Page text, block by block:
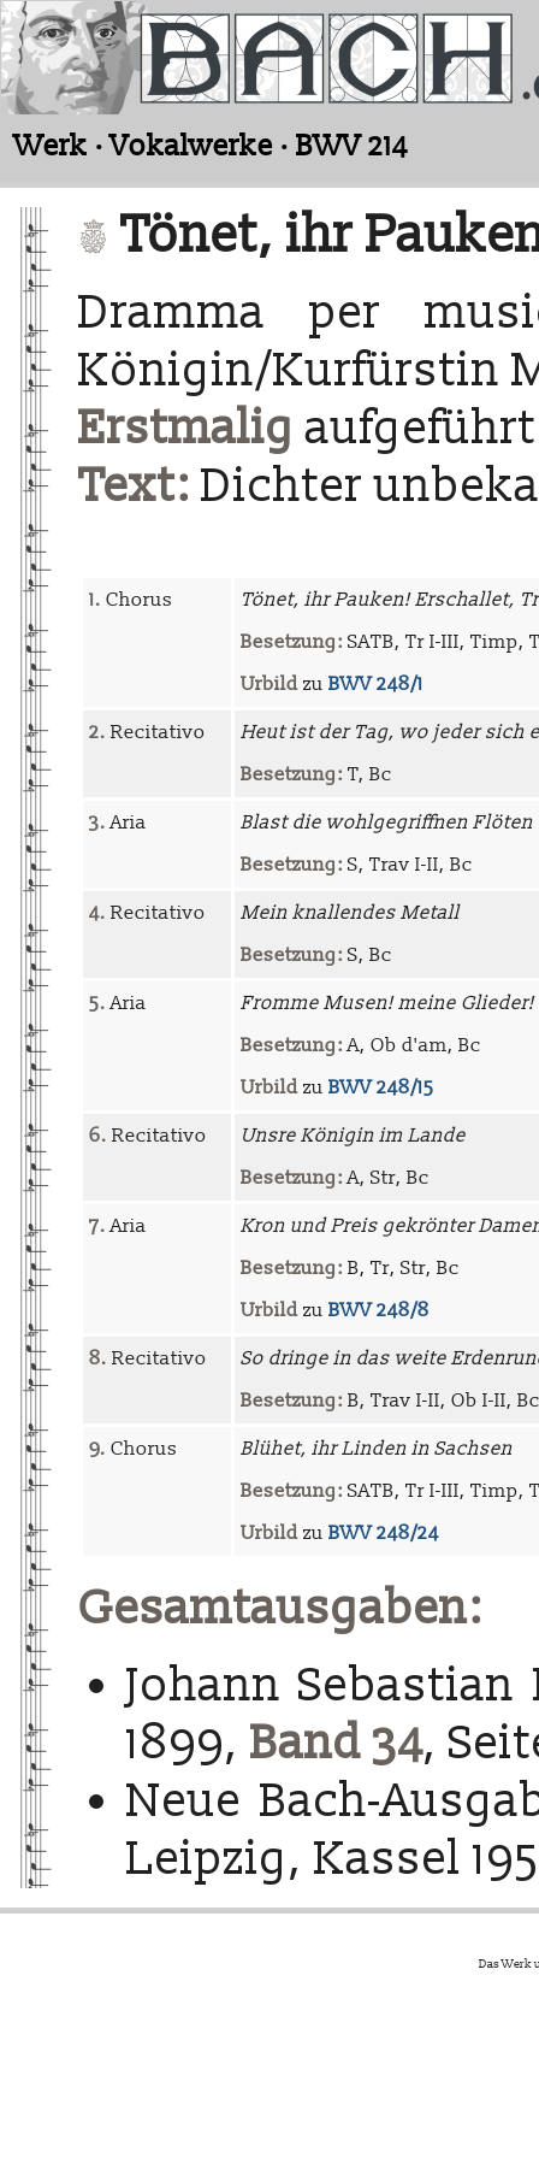
Werk · Vokalwerke · BWV 214
Tönet, ihr
Dramma per
Königin/Kurfürstin
Erstmalig aufgeführt
Text: Dichter
1. Chorus
Tönet, ihr Pauken! Erschallet,
Besetzung: SATB, Tr I-III, Timp,
Urbild zu BWV 248/1
2. Recitativo
Heut ist der Tag, wo jeder sich
Besetzung: T, Bc
3.Aria
Blast die wohlgegriffnen Flöten
Besetzung: S, Trav I-II, Bc
4. Recitativo
Mein knallendes Metall
Besetzung: S, Bc
5.Aria
Fromme Musen! meine Glieder!
Besetzung:A, Ob d'am, Bc
Urbild zu BWV 248/15
6. Recitativo
Unsre Königin im Lande
Besetzung:A, Str, Bc
7.Aria
Kron und Preis gekrönter
Besetzung: B, Tr, Str, Bc
Urbild zu BWV 248/8
8. Recitativo
So dringe in das weite
Besetzung: B, Trav I-II, Ob I-II, Bc
9. Chorus
Blühet, ihr Linden in Sachsen
Besetzung: SATB, Tr I-III, Timp,
Urbild zu BWV 248/24
Gesamtausgaben:
Johann Sebastian
1899, Band 34,
Neue Bach-
Leipzig, Kassel
Das Werk